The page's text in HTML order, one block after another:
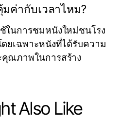
ค่ากับเวลาไหม?
ในการชมหนังใหม่ชนโรง
ยเฉพาะหนังที่ได้รับความ
ณภาพในการสร้าง
Also Like